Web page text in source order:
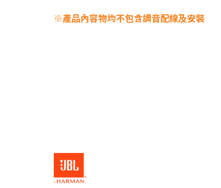
※產品內容物均不包含調音配線及安裝